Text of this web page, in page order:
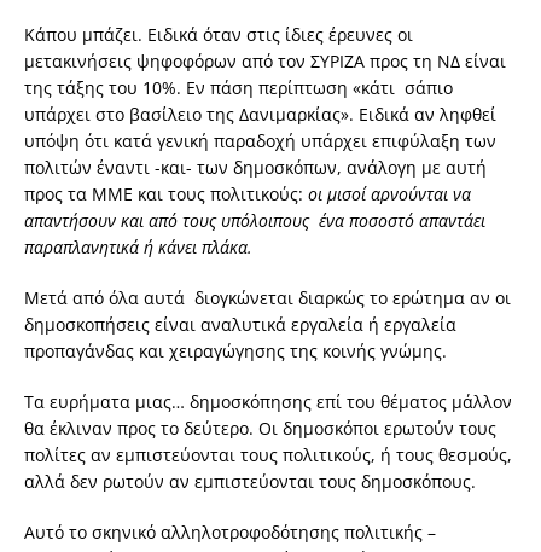
Κάπου μπάζει. Ειδικά όταν στις ίδιες έρευνες οι
μετακινήσεις ψηφοφόρων από τον ΣΥΡΙΖΑ προς τη ΝΔ είναι
της τάξης του 10%. Εν πάση περίπτωση «κάτι σάπιο
υπάρχει στο βασίλειο της Δανιμαρκίας». Ειδικά αν ληφθεί
υπόψη ότι κατά γενική παραδοχή υπάρχει επιφύλαξη των
πολιτών έναντι -και- των δημοσκόπων, ανάλογη με αυτή
προς τα ΜΜΕ και τους πολιτικούς: οι μισοί αρνούνται να
απαντήσουν και από τους υπόλοιπους ένα ποσοστό απαντάει
παραπλανητικά ή κάνει πλάκα.
Μετά από όλα αυτά διογκώνεται διαρκώς το ερώτημα αν οι
δημοσκοπήσεις είναι αναλυτικά εργαλεία ή εργαλεία
προπαγάνδας και χειραγώγησης της κοινής γνώμης.
Τα ευρήματα μιας… δημοσκόπησης επί του θέματος μάλλον
θα έκλιναν προς το δεύτερο. Οι δημοσκόποι ερωτούν τους
πολίτες αν εμπιστεύονται τους πολιτικούς, ή τους θεσμούς,
αλλά δεν ρωτούν αν εμπιστεύονται τους δημοσκόπους.
Αυτό το σκηνικό αλληλοτροφοδότησης πολιτικής –